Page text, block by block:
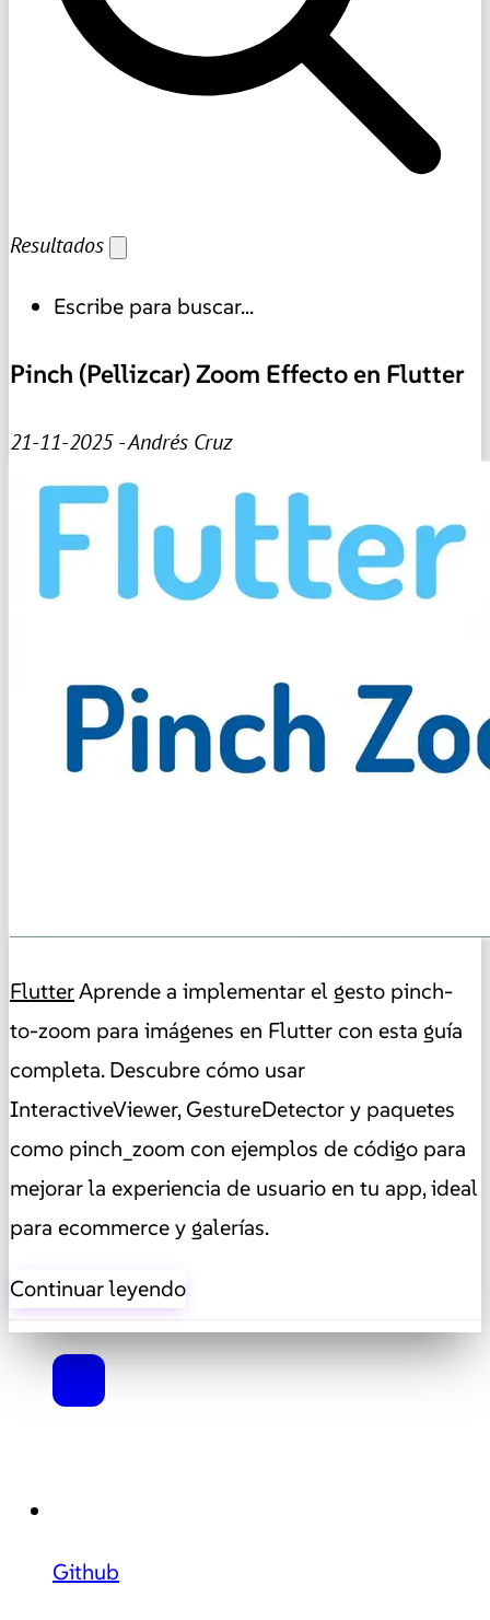
Resultados
Escribe para buscar...
Pinch (Pellizcar) Zoom Effecto en Flutter
21-11-2025 - Andrés Cruz
FlutterAprende a implementar el gesto pinch-
to-zoom para imágenes en Flutter con esta guía
completa. Descubre cómo usar
InteractiveViewer, GestureDetector y paquetes
como pinch_zoom con ejemplos de código para
mejorar la experiencia de usuario en tu app, ideal
para ecommerce y galerías.
Continuar leyendo
Github